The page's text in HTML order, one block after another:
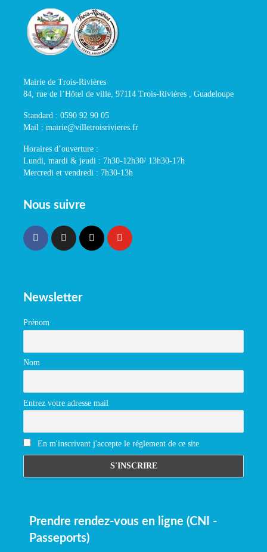
Mairie de Trois-Rivières
84, rue de l’Hôtel de ville, 97114 Trois-Rivières , Guadeloupe
Standard : 0590 92 90 05
Mail : mairie@villetroisrivieres.fr
Horaires d’ouverture :
Lundi, mardi & jeudi : 7h30-12h30/ 13h30-17h
Mercredi et vendredi : 7h30-13h
Nous suivre
Newsletter
Prénom
Nom
Entrez votre adresse mail
En m'inscrivant j'accepte le réglement de ce site
Prendre rendez-vous en ligne (CNI -
Passeports)